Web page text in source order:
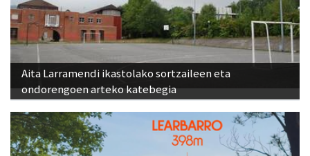
Aita Larramendi ikastolako sortzaileen eta
ondorengoen arteko katebegia